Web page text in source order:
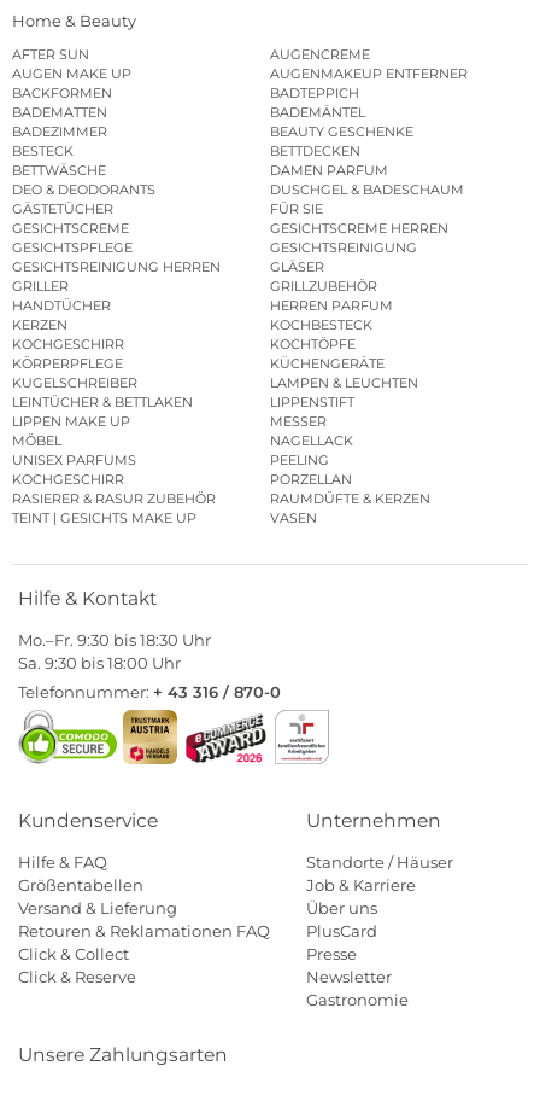
Home & Beauty
AFTER SUN
AUGENCREME
AUGEN MAKE UP
AUGENMAKEUP ENTFERNER
BACKFORMEN
BADTEPPICH
BADEMATTEN
BADEMÄNTEL
BADEZIMMER
BEAUTY GESCHENKE
BESTECK
BETTDECKEN
BETTWÄSCHE
DAMEN PARFUM
DEO & DEODORANTS
DUSCHGEL & BADESCHAUM
GÄSTETÜCHER
FÜR SIE
GESICHTSCREME
GESICHTSCREME HERREN
GESICHTSPFLEGE
GESICHTSREINIGUNG
GESICHTSREINIGUNG HERREN
GLÄSER
GRILLER
GRILLZUBEHÖR
HANDTÜCHER
HERREN PARFUM
KERZEN
KOCHBESTECK
KOCHGESCHIRR
KOCHTÖPFE
KÖRPERPFLEGE
KÜCHENGERÄTE
KUGELSCHREIBER
LAMPEN & LEUCHTEN
LEINTÜCHER & BETTLAKEN
LIPPENSTIFT
LIPPEN MAKE UP
MESSER
MÖBEL
NAGELLACK
UNISEX PARFUMS
PEELING
KOCHGESCHIRR
PORZELLAN
RASIERER & RASUR ZUBEHÖR
RAUMDÜFTE & KERZEN
TEINT | GESICHTS MAKE UP
VASEN
Hilfe & Kontakt
Mo.–Fr. 9:30 bis 18:30 Uhr
Sa. 9:30 bis 18:00 Uhr
Telefonnummer: + 43 316 / 870-0
Kundenservice
Hilfe & FAQ
Größentabellen
Versand & Lieferung
Retouren & Reklamationen FAQ
Click & Collect
Click & Reserve
Unternehmen
Standorte / Häuser
Job & Karriere
Über uns
PlusCard
Presse
Newsletter
Gastronomie
Unsere Zahlungsarten